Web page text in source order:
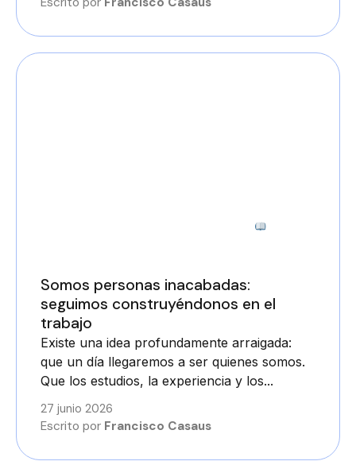
Somos personas inacabadas:
seguimos construyéndonos en el
trabajo
Existe una idea profundamente arraigada:
que un día llegaremos a ser quienes somos.
Que los estudios, la experiencia y los...
27 junio 2026
Escrito por Francisco Casaus